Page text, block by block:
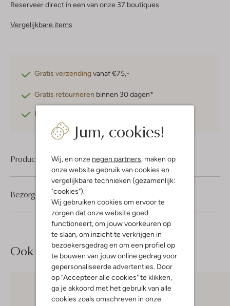
Jum, cookies!
Wij, en onze negen partners , maken op
onze website gebruik van cookies en
vergelijkbare technieken (gezamenlijk:
"cookies").
Wij gebruiken cookies om ervoor te
zorgen dat onze website goed
functioneert, om jouw voorkeuren op
te slaan, om inzicht te verkrijgen in
bezoekersgedrag en om een profiel op
te bouwen van jouw online gedrag voor
gepersonaliseerde advertenties. Door
op "Accepteer alle cookies" te klikken,
ga je akkoord met het gebruik van alle
cookies zoals omschreven in onze
Reserveer direct in een van onze 37 boutiques
Vergelijkbare items
Gratis verzendingvanaf €75,-
Gratis retourneren binnen 30 dagen*
Betaal achteraf
Product informatie
Bezorgen & retourneren
Ook iets voor jou?